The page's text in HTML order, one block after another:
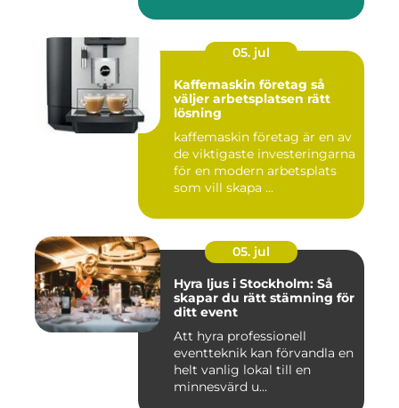
05. jul
Kaffemaskin företag så
väljer arbetsplatsen rätt
lösning
kaffemaskin företag är en av
de viktigaste investeringarna
för en modern arbetsplats
som vill skapa ...
05. jul
Hyra ljus i Stockholm: Så
skapar du rätt stämning för
ditt event
Att hyra professionell
eventteknik kan förvandla en
helt vanlig lokal till en
minnesvärd u...